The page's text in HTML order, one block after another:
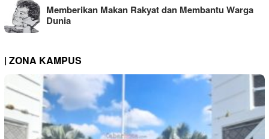
Memberikan Makan Rakyat dan Membantu Warga
Dunia
| ZONA KAMPUS